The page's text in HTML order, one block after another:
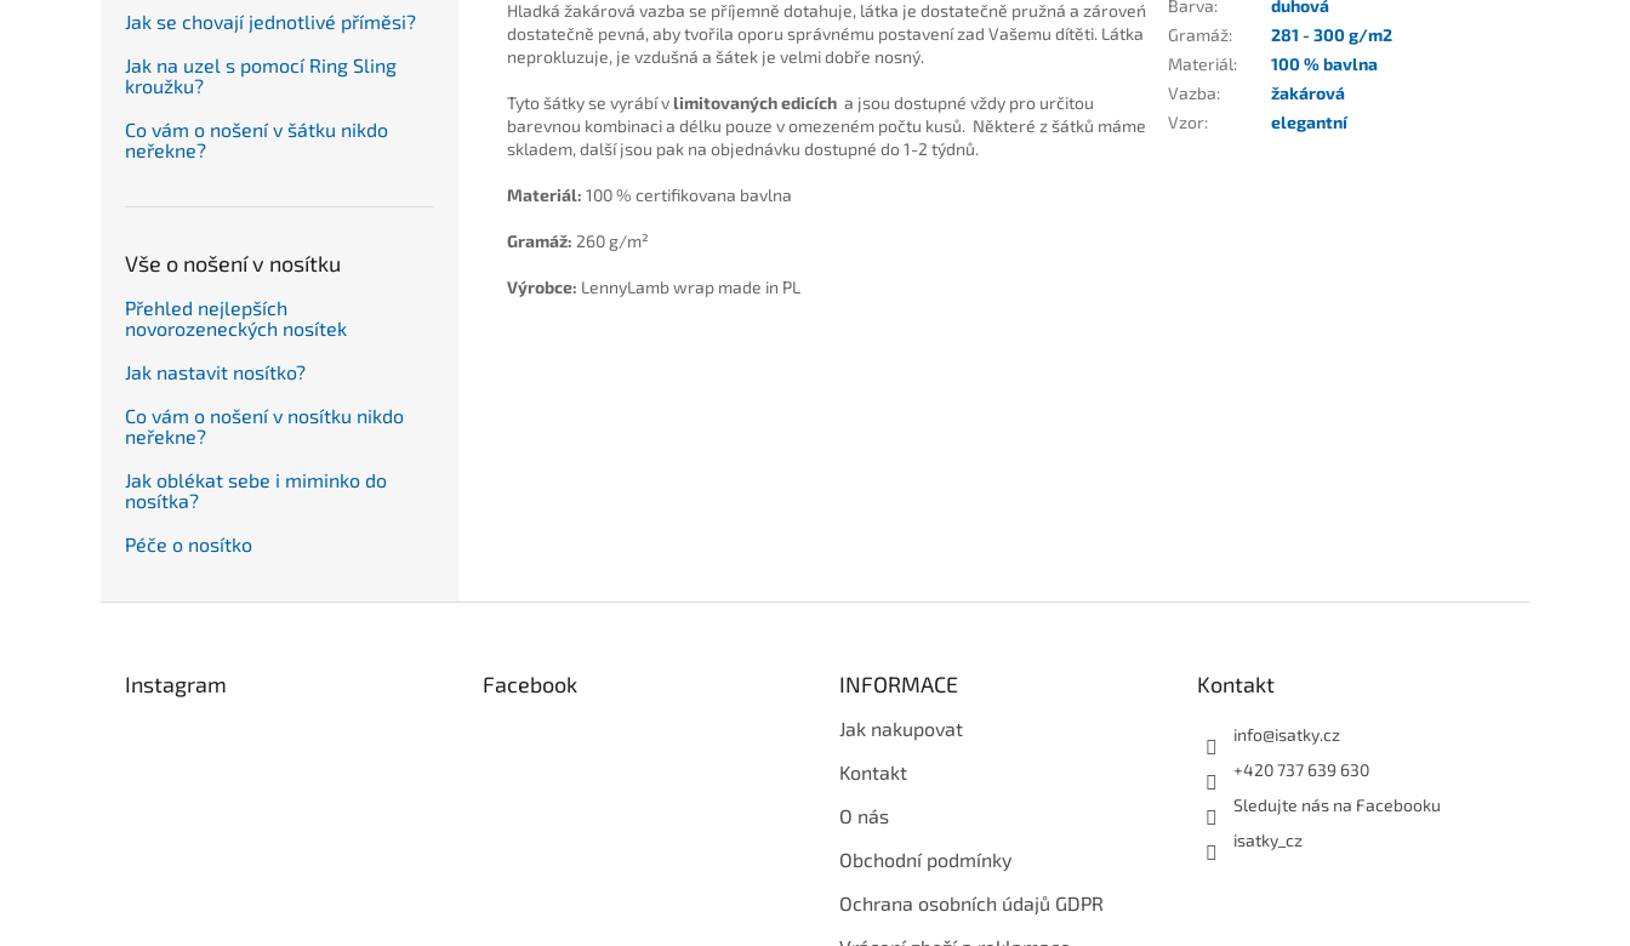
Jak se chovají jednotlivé příměsi?
Jak na uzel s pomocí Ring Sling
kroužku?
Co vám o nošení v šátku nikdo
neřekne?
Vše o nošení v nosítku
Přehled nejlepších
novorozeneckých nosítek
Jak nastavit nosítko?
Co vám o nošení v nosítku nikdo
neřekne?
Jak oblékat sebe i miminko do
nosítka?
Péče o nosítko
Hladká žakárová vazba se příjemně dotahuje, látka je dostatečně pružná a zároveń
dostatečně pevná, aby tvořila oporu správnému postavení zad Vašemu dítěti. Látka
neprokluzuje, je vzdušná a šátek je velmi dobře nosný.
Tyto šátky se vyrábí v limitovaných edicích a jsou dostupné vždy pro určitou
barevnou kombinaci a délku pouze v omezeném počtu kusů. Některé z šátků máme
skladem, další jsou pak na objednávku dostupné do 1-2 týdnů.
Materiál: 100 % certifikovana bavlna
Gramáž: 260 g/m²
Výrobce: LennyLamb wrap made in PL
Barva:
duhová
Gramáž:
281 - 300 g/m2
Materiál:
100 % bavlna
Vazba:
žakárová
Vzor: elegantní
Instagram Facebook INFORMACE
Jak nakupovat
Kontakt
O nás
Obchodní podmínky
Ochrana osobních údajů GDPR
Kontakt
info@isatky.cz
+420 737 639 630
Sledujte nás na Facebooku
isatky_cz